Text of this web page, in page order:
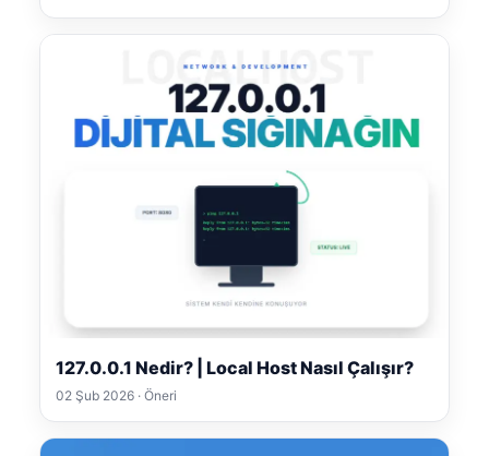
127.0.0.1 Nedir? | Local Host Nasıl Çalışır?
02 Şub 2026 · Öneri